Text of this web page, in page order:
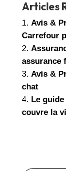
Articles
Avis &
Carrefour
assurance
Avis &
chat
Le
couvre la